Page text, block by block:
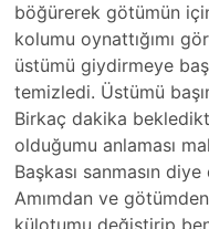
böğürerek götümün
kolumu oynattığımı
üstümü giydirmeye
temizledi­. Üstümü
Birkaç dakika
olduğumu anlaması
Başkası sanmasın
Amımda­n ve
külotumu değiştirip